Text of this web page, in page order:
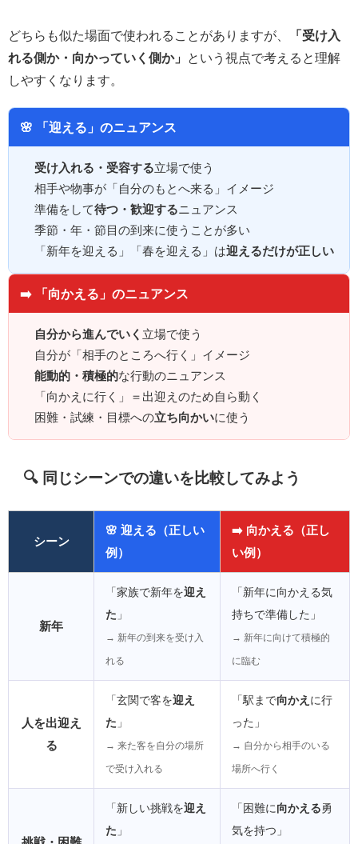
どちらも似た場面で使われることがありますが、
「受け入
れる側か・向かっていく側か」
という視点で考えると理解
しやすくなります。
🌸 「迎える」のニュアンス
受け入れる・受容する立場で使う
相手や物事が「自分のもとへ来る」イメージ
準備をして待つ・歓迎する ニュアンス
季節・年・節目の到来に使うことが多い
「新年を迎える」「春を迎える」は迎えるだけが正しい
➡️ 「向かえる」のニュアンス
自分から進んでいく 立場で使う
自分が「相手のところへ行く」イメージ
能動的・積極的な行動のニュアンス
「向かえに行く」＝出迎えのため自ら動く
困難・試練・目標への立ち向かいに使う
🔍 同じシーンでの違いを比較してみよう
シーン
🌸 迎える（正しい
例）
➡️ 向かえる（正し
い例）
新年
「家族で新年を迎え
た 」
→ 新年の到来を受け入
れる
「新年に向かえる気
持ちで準備した」
→ 新年に向けて積極的
に臨む
人を出迎え
る
「玄関で客を迎え
た 」
→ 来た客を自分の場所
で受け入れる
「駅まで向かえ に行
った」
→ 自分から相手のいる
場所へ行く
「新しい挑戦を迎え
た 」
「困難に 向かえる勇
気を持つ」